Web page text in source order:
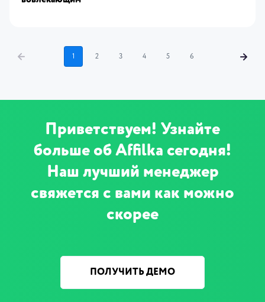
1 2 3 4 5 6
Приветствуем! Узнайте
больше об Affilka сегодня!
Наш лучший менеджер
свяжется с вами как можно
скорее
ПОЛУЧИТЬ ДЕМО